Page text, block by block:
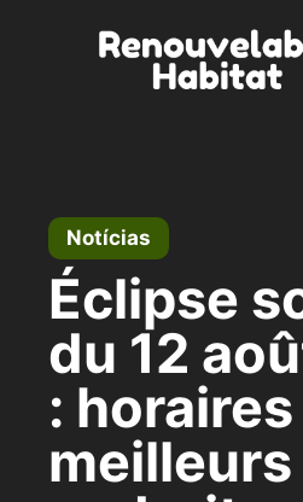
Notícias
Éclipse
du 12
:
meilleurs